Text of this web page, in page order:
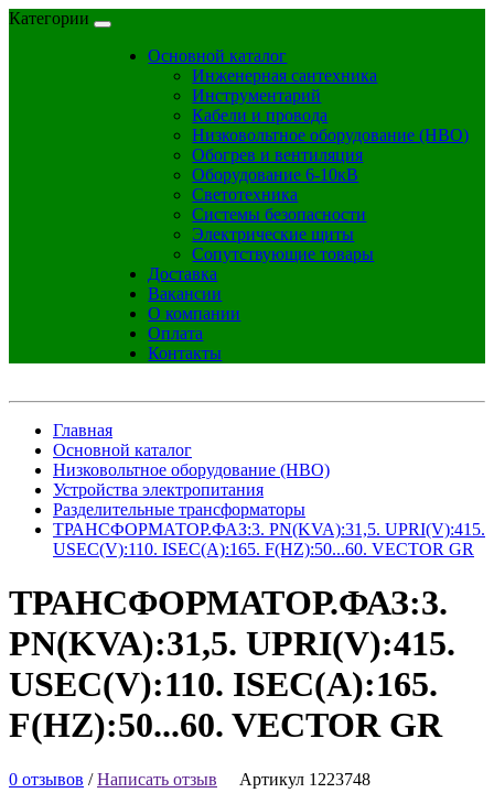
Категории
Основной каталог
Инженерная сантехника
Инструментарий
Кабели и провода
Низковольтное оборудование (НВО)
Обогрев и вентиляция
Оборудование 6-10кВ
Светотехника
Системы безопасности
Электрические щиты
Сопутствующие товары
Доставка
Вакансии
О компании
Оплата
Контакты
Главная
Основной каталог
Низковольтное оборудование (НВО)
Устройства электропитания
Разделительные трансформаторы
ТРАНСФОРМАТОР.ФАЗ:3. PN(KVA):31,5. UPRI(V):415.
USEC(V):110. ISEC(A):165. F(HZ):50...60. VECTOR GR
ТРАНСФОРМАТОР.ФАЗ:3.
PN(KVA):31,5. UPRI(V):415.
USEC(V):110. ISEC(A):165.
F(HZ):50...60. VECTOR GR
0 отзывов /Написать отзыв Артикул 1223748